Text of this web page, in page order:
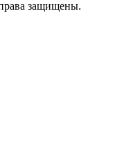
защищены.